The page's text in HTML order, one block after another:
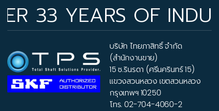
YEARS OF
บริษัท ไทยภาสิทธิ์ จำกัด
(สำนักงานขาย)
15 ซ.รินรดา (ศรีนครินทร์ 15)
แขวงสวนหลวง เขตสวนหลวง
กรุงเทพฯ 10250
โทร.02-704-4060-2